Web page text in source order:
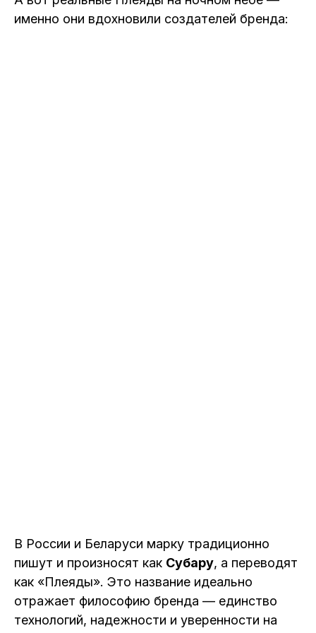
именно они вдохновили создателей бренда:
В России и Беларуси марку традиционно
пишут и произносят как Субару, а переводят
как «Плеяды». Это название идеально
отражает философию бренда — единство
технологий, надежности и уверенности на